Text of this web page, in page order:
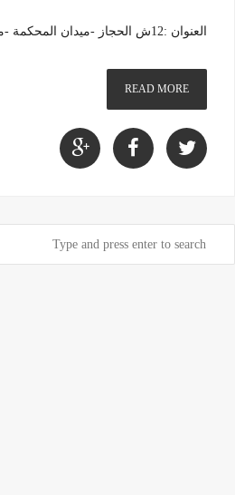
العنوان :12ش الحجاز -ميدان المحكمة -مصر الجديدة
READ MORE